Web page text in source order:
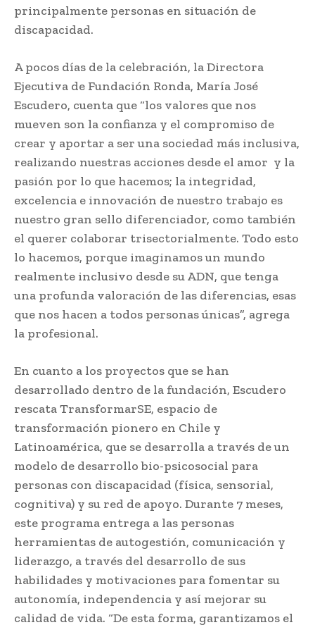
principalmente personas en situación de
discapacidad.
A pocos días de la celebración, la Directora
Ejecutiva de Fundación Ronda, María José
Escudero, cuenta que “los valores que nos
mueven son la confianza y el compromiso de
crear y aportar a ser una sociedad más inclusiva,
realizando nuestras acciones desde el amor y la
pasión por lo que hacemos; la integridad,
excelencia e innovación de nuestro trabajo es
nuestro gran sello diferenciador, como también
el querer colaborar trisectorialmente. Todo esto
lo hacemos, porque imaginamos un mundo
realmente inclusivo desde su ADN, que tenga
una profunda valoración de las diferencias, esas
que nos hacen a todos personas únicas”, agrega
la profesional.
En cuanto a los proyectos que se han
desarrollado dentro de la fundación, Escudero
rescata TransformarSE, espacio de
transformación pionero en Chile y
Latinoamérica, que se desarrolla a través de un
modelo de desarrollo bio-psicosocial para
personas con discapacidad (física, sensorial,
cognitiva) y su red de apoyo. Durante 7 meses,
este programa entrega a las personas
herramientas de autogestión, comunicación y
liderazgo, a través del desarrollo de sus
habilidades y motivaciones para fomentar su
autonomía, independencia y así mejorar su
calidad de vida. “De esta forma, garantizamos el